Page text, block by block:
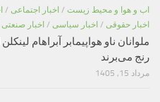
اب و هوا و محیط زیست / اخبار اجتماعی /
اخبار حقوقی / اخبار سیاسی / اخبار صنعتی
ملوانان ناو هواپیمابر آبراهام
رنج می‌برند
مرداد 15, 1405